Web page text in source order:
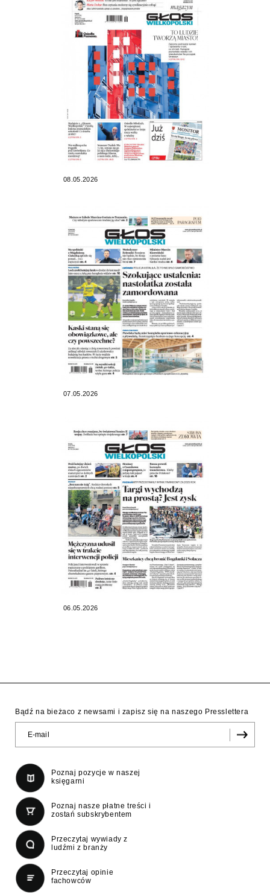
08.05.2026
07.05.2026
06.05.2026
Bądź na bieżaco z newsami i zapisz się na naszego Presslettera
Poznaj pozycje w naszej
księgarni
Poznaj nasze płatne treści i
zostań subskrybentem
Przeczytaj wywiady z
ludźmi z branży
Przeczytaj opinie
fachowców